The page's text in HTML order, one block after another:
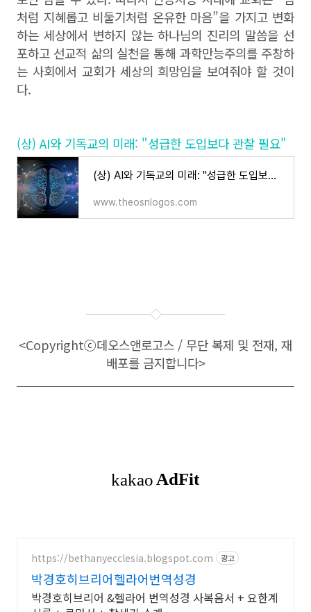
처럼 지혜롭고 비둘기처럼 온유한 마음”을 가지고 변화
하는 세상에서 변하지 않는 하나님의 진리의 말씀을 선
포하고 선교적 삶의 실천을 통해 과학만능주의를 주창하
는 사회에서 교회가 세상의 희망임을 보여줘야 할 것이
다.
(상) AI와 기독교의 미래: "성급한 도입보다 관찰 필요"
(상) AI와 기독교의 미래: "성급한 도입보다 관찰 필요"
www.theosnlogos.com
<Copyrightⓒ데오스앤로고스 / 무단 복제 및 전재, 재
배포를 금지합니다>
https://bethanyecclesia.blogspot.com 광고
박경호히브리어헬라어번역성경
박경호히브리어 &헬라어 번역성경 사복음서 + 요한계